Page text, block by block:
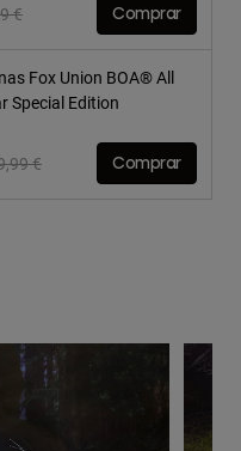
reduced from
€to Comprar
Fox Union BOA® All
Special Edition
reduced from
€to Comprar